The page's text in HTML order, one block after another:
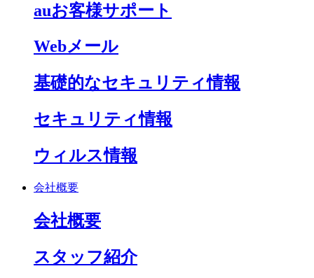
auお客様サポート
Webメール
基礎的なセキュリティ情報
セキュリティ情報
ウィルス情報
会社概要
会社概要
スタッフ紹介